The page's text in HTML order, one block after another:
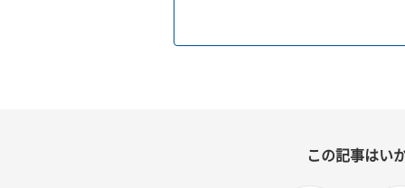
この記事はい